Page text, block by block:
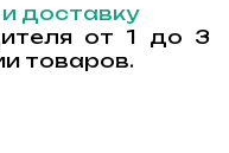
доставку
от 1 до 3
товаров.